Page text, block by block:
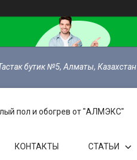
бутик №5, Алматы, Казахстан
пол и обогрев от "АЛМЭКС"
КОНТАКТЫ СТАТЬИ